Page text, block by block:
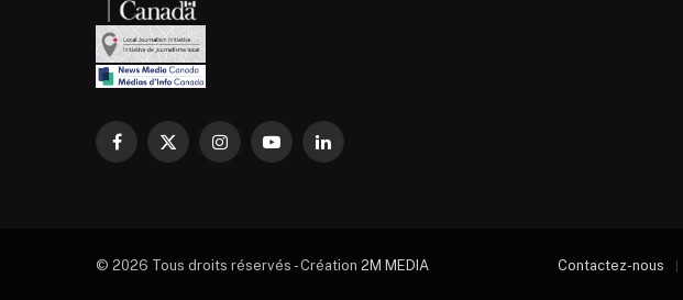
Facebook
X
InstagramYouTubeLinkedIn
© 2026 Tous droits réservés - Création 2M MEDIA Contactez-nous